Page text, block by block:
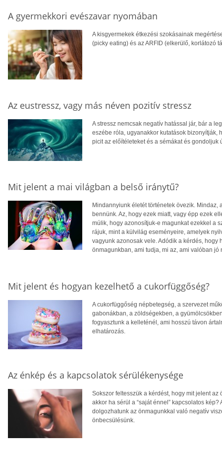
A gyermekkori evészavar nyomában
A kisgyermekek étkezési szokásainak
(picky eating) és az ARFID (elkerülő, korlátozó
Az eustressz, vagy más néven pozitív stressz
A stressz nemcsak negatív hatással jár, bár a
eszébe róla, ugyanakkor kutatások bizonyítják,
picit az előítéleteket és a sémákat és gondoljuk
Mit jelent a mai világban a belső iránytű?
Mindannyiunk életét történetek övezik. Mindaz,
bennünk. Az, hogy ezek miatt, vagy épp ezek
múlik, hogy azonosítjuk-e magunkat ezekkel a
rájuk, mint a külvilág eseményeire, amelyek
vagyunk azonosak vele. Adódik a kérdés,
önmagunkban, ami tudja, mi az, ami valóban jó
Mit jelent és hogyan kezelhető a cukorfüggőség?
A cukorfüggőség népbetegség, a szervezet
gabonákban, a zöldségekben, a
fogyasztunk a kelleténél, ami hosszú távon
elhatározás.
Az énkép és a kapcsolatok sérülékenysége
Sokszor feltesszük a kérdést, hogy mit jelent
akkor ha sérül a “saját énnel” kapcsolatos
dolgozhatunk az önmagunkkal való negatív
önbecsülésünk.